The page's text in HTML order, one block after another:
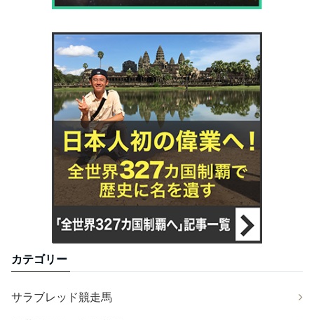
カテゴリー
サラブレッド競走馬